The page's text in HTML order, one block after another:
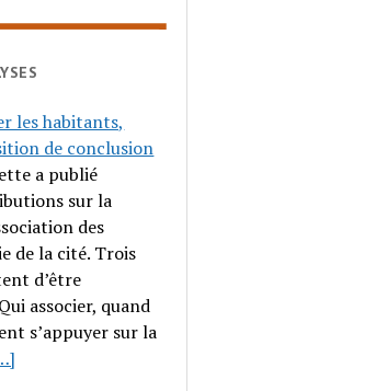
les habitants,
de conclusion
a publié
sur la
des
de la cité. Trois
d’être
associer, quand
s’appuyer sur la